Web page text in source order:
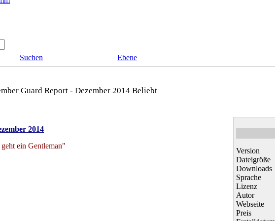
Suchen
Ebene
Guard Report - Dezember 2014 Beliebt
2014
ein Gentleman"
Version
Dateigröße
Downloads
Sprache
Lizenz
Autor
Webseite
Preis